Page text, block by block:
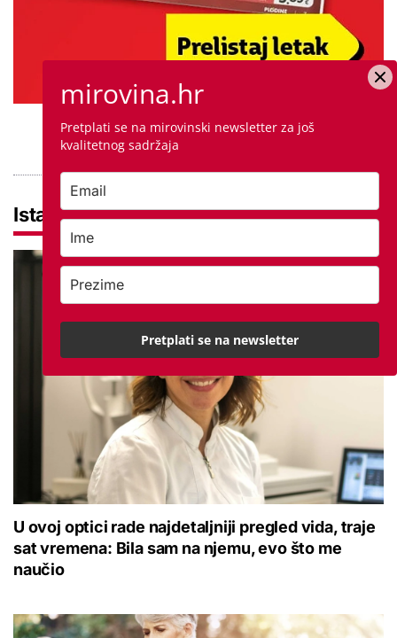
PROVJERITE PONUDU
Istaknuto
U ovoj optici rade najdetaljniji pregled vida, traje
sat vremena: Bila sam na njemu, evo što me
naučio
mirovina.hr
Pretplati se na mirovinski newsletter za još
kvalitetnog sadržaja
Pretplati se na newsletter